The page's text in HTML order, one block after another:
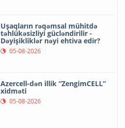
Uşaqların rəqəmsal mühitdə
təhlükəsizliyi gücləndirilir -
Dəyişikliklər nəyi ehtiva edir?
05-08-2026
Azercell-dən illik “ZengimCELL”
xidməti
05-08-2026